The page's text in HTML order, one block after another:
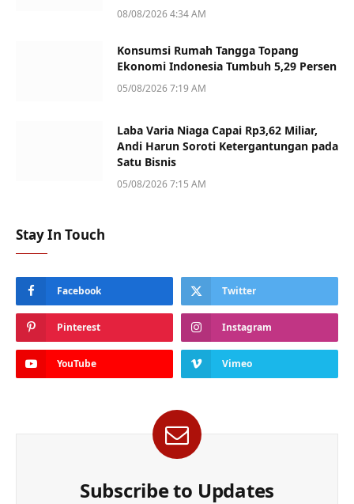
08/08/2026 4:34 AM
Konsumsi Rumah Tangga Topang
Ekonomi Indonesia Tumbuh 5,29 Persen
05/08/2026 7:19 AM
Laba Varia Niaga Capai Rp3,62 Miliar,
Andi Harun Soroti Ketergantungan pada
Satu Bisnis
05/08/2026 7:15 AM
Stay In Touch
Facebook Twitter
Pinterest Instagram
YouTube Vimeo
Subscribe to Updates